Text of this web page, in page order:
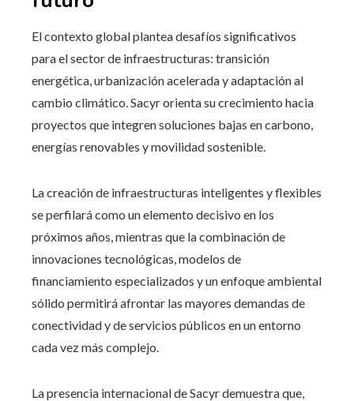
El contexto global plantea desafíos significativos
para el sector de infraestructuras: transición
energética, urbanización acelerada y adaptación al
cambio climático. Sacyr orienta su crecimiento hacia
proyectos que integren soluciones bajas en carbono,
energías renovables y movilidad sostenible.
La creación de infraestructuras inteligentes y flexibles
se perfilará como un elemento decisivo en los
próximos años, mientras que la combinación de
innovaciones tecnológicas, modelos de
financiamiento especializados y un enfoque ambiental
sólido permitirá afrontar las mayores demandas de
conectividad y de servicios públicos en un entorno
cada vez más complejo.
La presencia internacional de Sacyr demuestra que,